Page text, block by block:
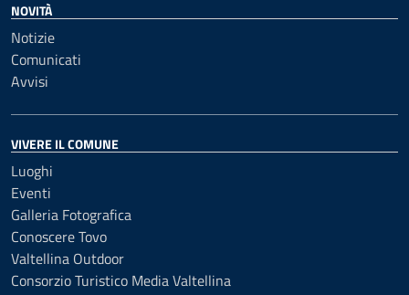
NOVITÀ
Notizie
Comunicati
Avvisi
VIVERE IL COMUNE
Luoghi
Eventi
Galleria Fotografica
Conoscere Tovo
Valtellina Outdoor
Consorzio Turistico Media Valtellina